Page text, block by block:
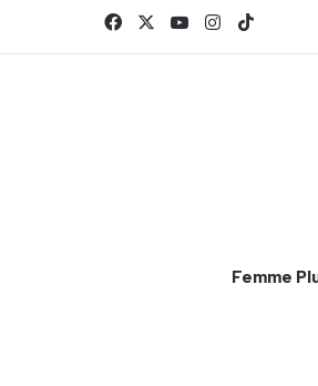
FacebookYouTubeInstagram
Femme